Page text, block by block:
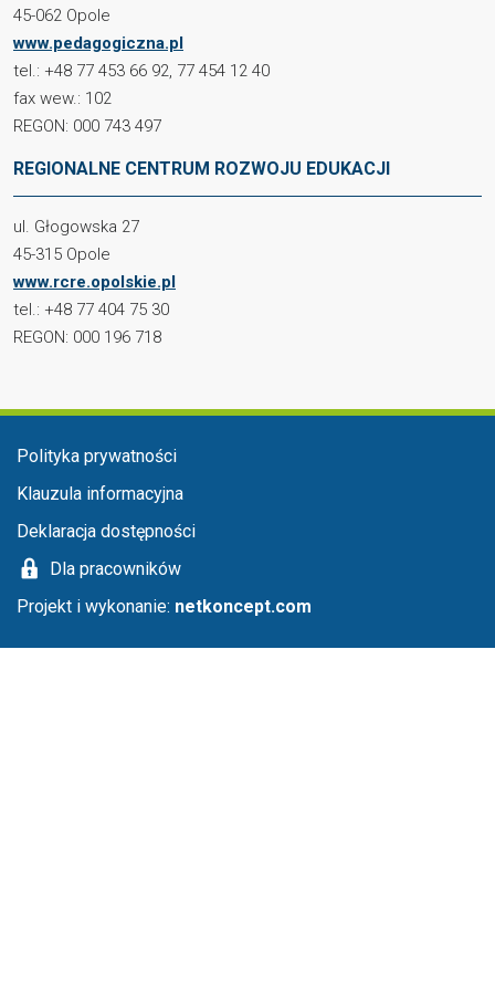
45-062 Opole
www.pedagogiczna.pl
tel.: +48 77 453 66 92, 77 454 12 40
fax wew.: 102
REGON: 000 743 497
REGIONALNE CENTRUM ROZWOJU EDUKACJI
ul. Głogowska 27
45-315 Opole
www.rcre.opolskie.pl
tel.: +48 77 404 75 30
REGON: 000 196 718
Menu stopka
Polityka prywatności
Klauzula informacyjna
Deklaracja dostępności
Dla pracowników
Projekt i wykonanie: netkoncept.com